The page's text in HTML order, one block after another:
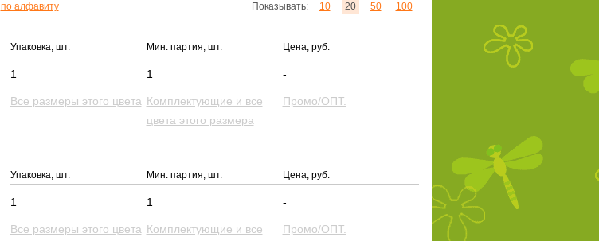
по алфавиту Показывать: 10 20 50 100
Упаковка, шт. Мин. партия, шт. Цена, руб.
1 1 -
Все размеры этого цвета Комплектующие и все
цвета этого размера
Промо/ОПТ.
Упаковка, шт. Мин. партия, шт. Цена, руб.
1 1 -
Все размеры этого цвета Комплектующие и все
Промо/ОПТ.